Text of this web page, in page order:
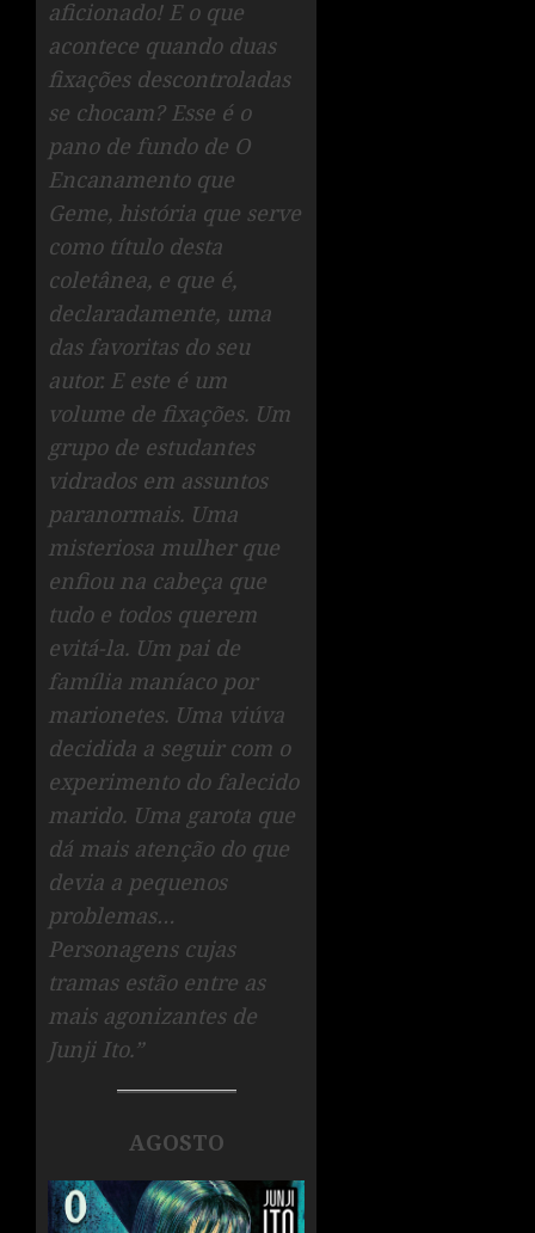
aficionado! E o que
acontece quando duas
fixações descontroladas
se chocam? Esse é o
pano de fundo de O
Encanamento que
Geme, história que serve
como título desta
coletânea, e que é,
declaradamente, uma
das favoritas do seu
autor. E este é um
volume de fixações. Um
grupo de estudantes
vidrados em assuntos
paranormais. Uma
misteriosa mulher que
enfiou na cabeça que
tudo e todos querem
evitá-la. Um pai de
família maníaco por
marionetes. Uma viúva
decidida a seguir com o
experimento do falecido
marido. Uma garota que
dá mais atenção do que
devia a pequenos
problemas…
Personagens cujas
tramas estão entre as
mais agonizantes de
Junji Ito.”
AGOSTO